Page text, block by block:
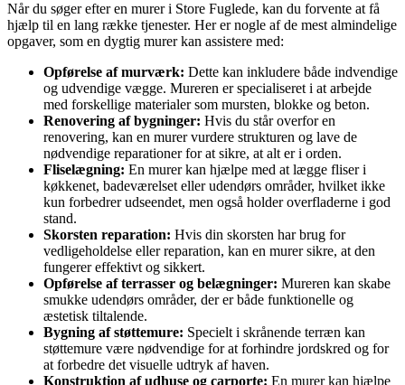
Når du søger efter en murer i Store Fuglede, kan du forvente at få
hjælp til en lang række tjenester. Her er nogle af de mest almindelige
opgaver, som en dygtig murer kan assistere med:
Opførelse af murværk: Dette kan inkludere både indvendige
og udvendige vægge. Mureren er specialiseret i at arbejde
med forskellige materialer som mursten, blokke og beton.
Renovering af bygninger: Hvis du står overfor en
renovering, kan en murer vurdere strukturen og lave de
nødvendige reparationer for at sikre, at alt er i orden.
Fliselægning: En murer kan hjælpe med at lægge fliser i
køkkenet, badeværelset eller udendørs områder, hvilket ikke
kun forbedrer udseendet, men også holder overfladerne i god
stand.
Skorsten reparation: Hvis din skorsten har brug for
vedligeholdelse eller reparation, kan en murer sikre, at den
fungerer effektivt og sikkert.
Opførelse af terrasser og belægninger: Mureren kan skabe
smukke udendørs områder, der er både funktionelle og
æstetisk tiltalende.
Bygning af støttemure: Specielt i skrånende terræn kan
støttemure være nødvendige for at forhindre jordskred og for
at forbedre det visuelle udtryk af haven.
Konstruktion af udhuse og carporte: En murer kan hjælpe